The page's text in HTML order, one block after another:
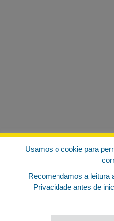
Usamos o cookie para
Recomendamos a leitura
Privacidade antes de